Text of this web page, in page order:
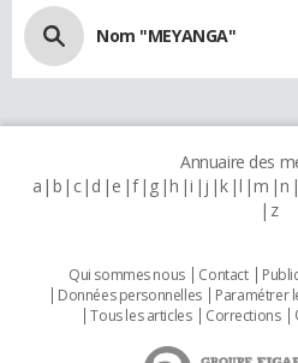
Nom "MEYANGA"
Annuaire des
a b c d e f g h i j k l m n
z
Qui sommes nous Contact
Données personnelles
Paramétrer
Tous les articles
Corrections